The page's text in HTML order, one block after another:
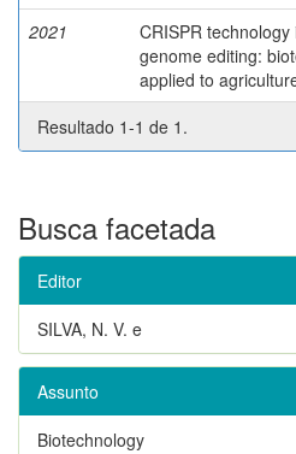
2021
CRISPR technology
genome editing:
applied to
Resultado 1-1 de 1.
Busca facetada
Editor
SILVA, N. V. e
Assunto
Biotechnology